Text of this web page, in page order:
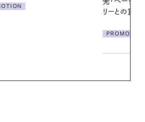
重ねづけも素敵な大人の